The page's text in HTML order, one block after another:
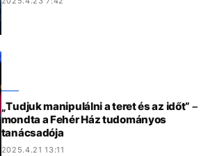
„Tudjuk manipulálni a teret és az időt” –
mondta a Fehér Ház tudományos
tanácsadója
2025.4.21 13:11